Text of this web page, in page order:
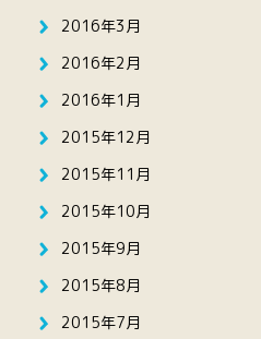
2016年3月
2016年2月
2016年1月
2015年12月
2015年11月
2015年10月
2015年9月
2015年8月
2015年7月